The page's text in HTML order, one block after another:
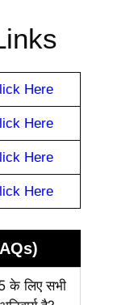
Here
Here
Here
Here
के लिए सभी